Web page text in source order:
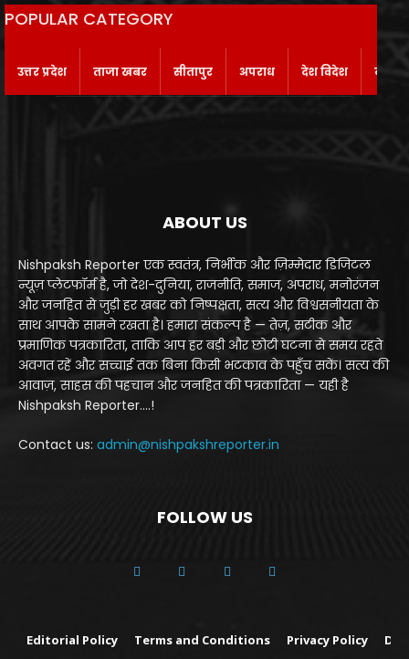
POPULAR CATEGORY
उत्तर प्रदेश ताजा खबर सीतापुर अपराध देश विदेश
ABOUT US
Nishpaksh Reporter एक स्वतंत्र, निर्भीक और ज़िम्मेदार डिजिटल
न्यूज़ प्लेटफॉर्म है, जो देश-दुनिया, राजनीति, समाज, अपराध, मनोरंजन
और जनहित से जुड़ी हर खबर को निष्पक्षता, सत्य और विश्वसनीयता के
साथ आपके सामने रखता है। हमारा संकल्प है — तेज़, सटीक और
प्रमाणिक पत्रकारिता, ताकि आप हर बड़ी और छोटी घटना से समय रहते
अवगत रहें और सच्चाई तक बिना किसी भटकाव के पहुँच सकें। सत्य की
आवाज़, साहस की पहचान और जनहित की पत्रकारिता — यही है
Nishpaksh Reporter....!
Contact us: admin@nishpakshreporter.in
FOLLOW US
Editorial Policy Terms and Conditions Privacy Policy